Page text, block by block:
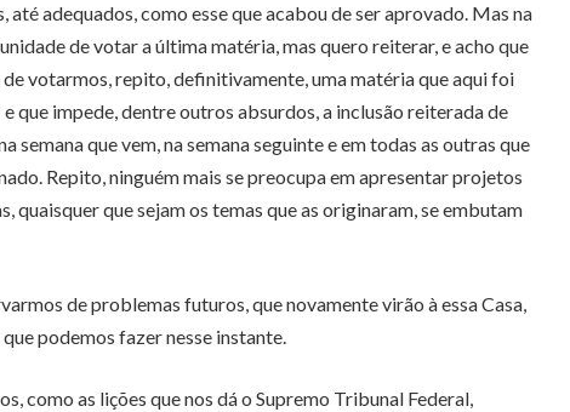
adequados, como esse que acabou de ser aprovado. Mas na
de votar a última matéria, mas quero reiterar, e acho que
de votarmos, repito, definitivamente, uma matéria que aqui foi
que impede, dentre outros absurdos, a inclusão reiterada de
que vem, na semana seguinte e em todas as outras que
Repito, ninguém mais se preocupa em apresentar projetos
que sejam os temas que as originaram, se embutam
de problemas futuros, que novamente virão à essa Casa,
podemos fazer nesse instante.
como as lições que nos dá o Supremo Tribunal Federal,